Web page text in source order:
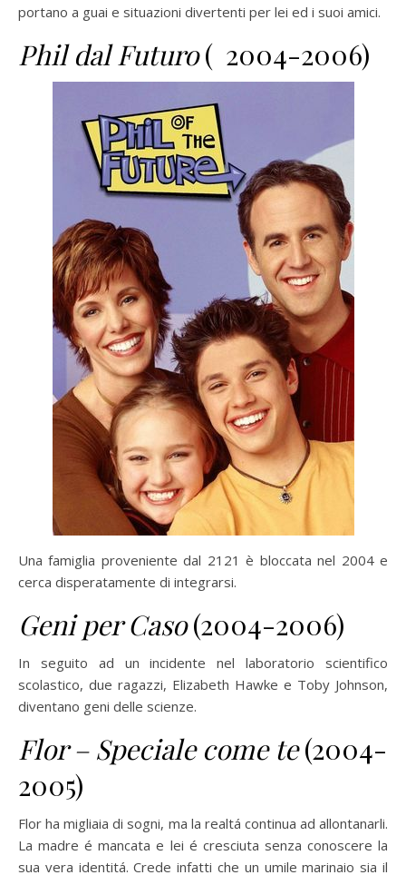
portano a guai e situazioni divertenti per lei ed i suoi amici.
Phil dal Futuro( 2004-2006)
Una famiglia proveniente dal 2121 è bloccata nel 2004 e
cerca disperatamente di integrarsi.
Geni per Caso(2004-2006)
In seguito ad un incidente nel laboratorio scientifico
scolastico, due ragazzi, Elizabeth Hawke e Toby Johnson,
diventano geni delle scienze.
Flor – Speciale come te(2004-
2005)
Flor ha migliaia di sogni, ma la realtá continua ad allontanarli.
La madre é mancata e lei é cresciuta senza conoscere la
sua vera identitá. Crede infatti che un umile marinaio sia il